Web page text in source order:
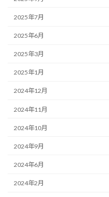
2025年7月
2025年6月
2025年3月
2025年1月
2024年12月
2024年11月
2024年10月
2024年9月
2024年6月
2024年2月